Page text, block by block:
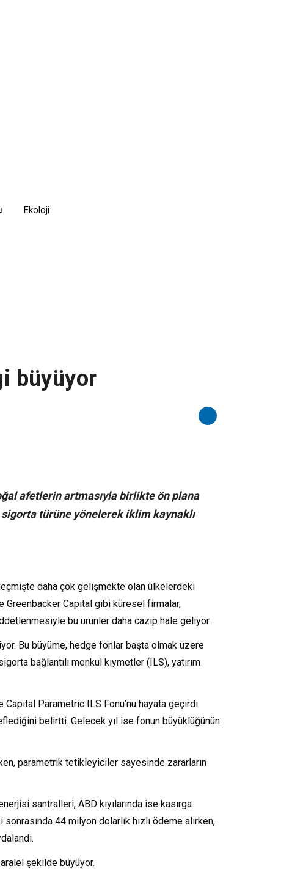
Ekoloji
büyüyor
afetlerin artmasıyla birlikte ön plana
sigorta türüne yönelerek iklim kaynaklı
daha çok gelişmekte olan ülkelerdeki
Capital gibi küresel firmalar,
bu ürünler daha cazip hale geliyor.
Bu büyüme, hedge fonlar başta olmak üzere
bağlantılı menkul kıymetler (ILS), yatırım
Parametric ILS Fonu’nu hayata geçirdi.
belirtti. Gelecek yıl ise fonun büyüklüğünün
parametrik tetikleyiciler sayesinde zararların
santralleri, ABD kıyılarında ise kasırga
44 milyon dolarlık hızlı ödeme alırken,
şekilde büyüyor.